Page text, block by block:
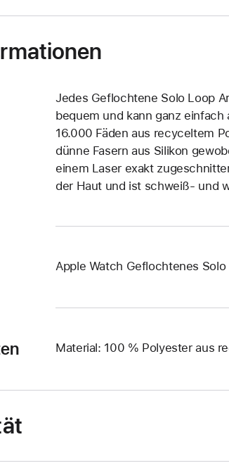
Jedes Geflochtene Solo Loop
bequem und kann ganz
16.000 Fäden aus recyceltem
dünne Fasern aus Silikon
einem Laser exakt
der Haut und ist schweiß- und
Apple Watch Geflochtenes Solo
Material: 100 % Polyester aus